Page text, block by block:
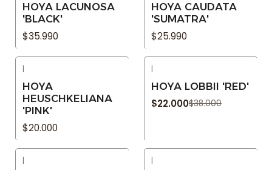
HOYA LACUNOSA
'BLACK'
$35.990
HOYA CAUDATA
'SUMATRA'
$25.990
|
HOYA
HEUSCHKELIANA
'PINK'
$20.000
Agotado
|
HOYA LOBBII 'RED'
$22.000$38.000
| |